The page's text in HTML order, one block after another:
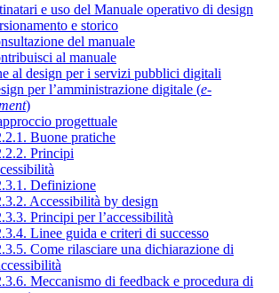
e uso del Manuale operativo di design
e storico
del manuale
al manuale
al design per i servizi pubblici digitali
per l’amministrazione digitale (e-
)
progettuale
Buone pratiche
Principi
Definizione
Accessibilità by design
Principi per l’accessibilità
Linee guida e criteri di successo
Come rilasciare una dichiarazione di
Meccanismo di feedback e procedura di